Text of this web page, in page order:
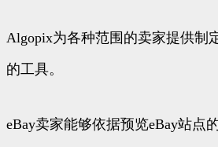
Algopix为各种范围的卖家提供制
的工具。
eBay卖家能够依据预览eBay站点